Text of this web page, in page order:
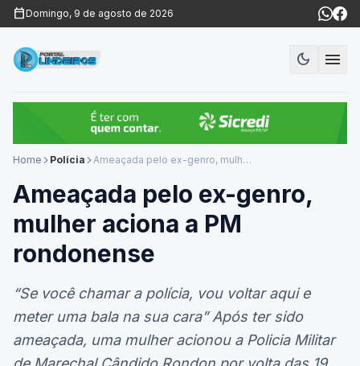
calendar_todayDomingo, 9 de agosto de 2026
dark_modeModo
menu
Ameaçada pelo ex-genro,
mulher aciona a PM
rondonense
“Se você chamar a polícia, vou voltar aqui e
meter uma bala na sua cara” Após ter sido
ameaçada, uma mulher acionou a Policia Militar